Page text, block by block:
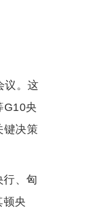
议。这
G10央
键决策
行、匈
顿央